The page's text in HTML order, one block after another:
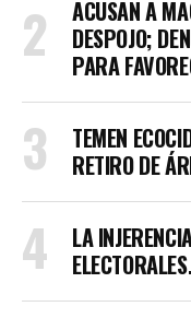
ACUSAN A
DESPOJO;
PARA
TEMEN
RETIRO DE
LA